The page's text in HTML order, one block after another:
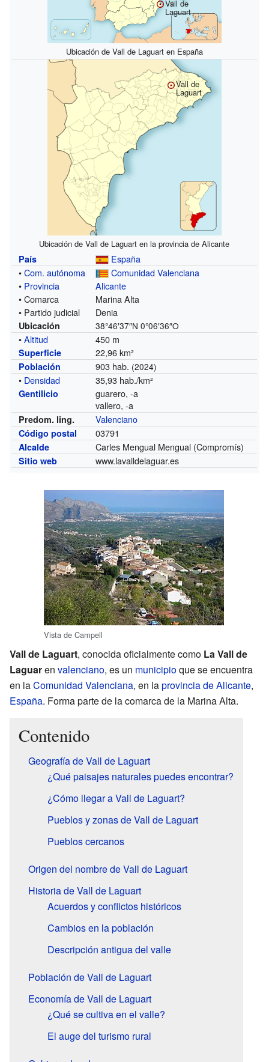
Vall de
Laguart
Ubicación de Vall de Laguart en España
Vall de
Laguart
Ubicación de Vall de Laguart en la provincia de Alicante
País
España
•Com. autónoma
Comunidad Valenciana
• Provincia
Alicante
• Comarca
Marina Alta
• Partido judicial
Denia
Ubicación 38°46′37″N 0°06′36″O
•Altitud 450 m
Superficie 22,96 km²
Población 903 hab. (2024)
• Densidad 35,93 hab./km²
Gentilicio
guarero, -a
vallero, -a
Predom. ling. Valenciano
Código postal 03791
Alcalde Carles Mengual Mengual (Compromís)
Sitio web www.lavalldelaguar.es
Vista de Campell
Vall de Laguart, conocida oficialmente como La Vall de
Laguaren valenciano, es un municipioque se encuentra
en laComunidad Valenciana, en laprovincia de Alicante,
España. Forma parte de la comarca de la Marina Alta.
Contenido
Geografía de Vall de Laguart
¿Qué paisajes naturales puedes encontrar?
¿Cómo llegar a Vall de Laguart?
Pueblos y zonas de Vall de Laguart
Pueblos cercanos
Origen del nombre de Vall de Laguart
Historia de Vall de Laguart
Acuerdos y conflictos históricos
Cambios en la población
Descripción antigua del valle
Población de Vall de Laguart
Economía de Vall de Laguart
¿Qué se cultiva en el valle?
El auge del turismo rural